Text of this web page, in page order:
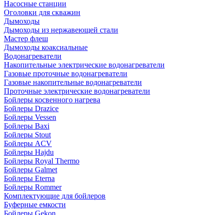
Насосные станции
Оголовки для скважин
Дымоходы
Дымоходы из нержавеющей стали
Мастер флеш
Дымоходы коаксиальные
Водонагреватели
Накопительные электрические водонагреватели
Газовые проточные водонагреватели
Газовые накопительные водонагреватели
Проточные электрические водонагреватели
Бойлеры косвенного нагрева
Бойлеры Drazice
Бойлеры Vessen
Бойлеры Baxi
Бойлеры Stout
Бойлеры ACV
Бойлеры Hajdu
Бойлеры Royal Thermo
Бойлеры Galmet
Бойлеры Eterna
Бойлеры Rommer
Комплектующие для бойлеров
Буферные емкости
Бойлеры Gekon